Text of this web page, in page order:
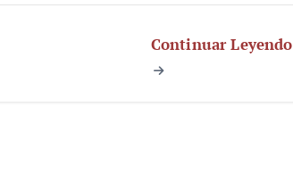
Continuar Leyendo